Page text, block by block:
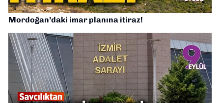
Mordoğan’daki imar planına itiraz!